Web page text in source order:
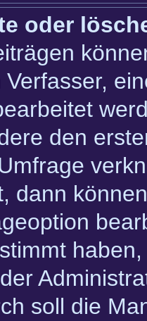
oder
den
dann
soll die